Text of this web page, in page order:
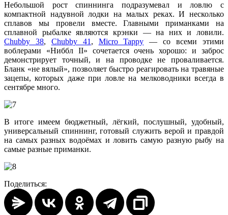
Небольшой рост спиннинга подразумевал и ловлю с
компактной надувной лодки на малых реках. И несколько
сплавов мы провели вместе. Главными приманками на
сплавной рыбалке являются крэнки — на них и ловили.
Chubby 38, Chubby 41 , Micro Tappy — со всеми этими
воблерами «Ниббл II» сочетается очень хорошо: и заброс
демонстрирует точный, и на проводке не проваливается.
Бланк «не вялый», позволяет быстро реагировать на травяные
зацепы, которых даже при ловле на мелководники всегда в
сентябре много.
В итоге имеем бюджетный, лёгкий, послушный, удобный,
универсальный спиннинг, готовый служить верой и правдой
на самых разных водоёмах и ловить самую разную рыбу на
самые разные приманки.
Поделиться: